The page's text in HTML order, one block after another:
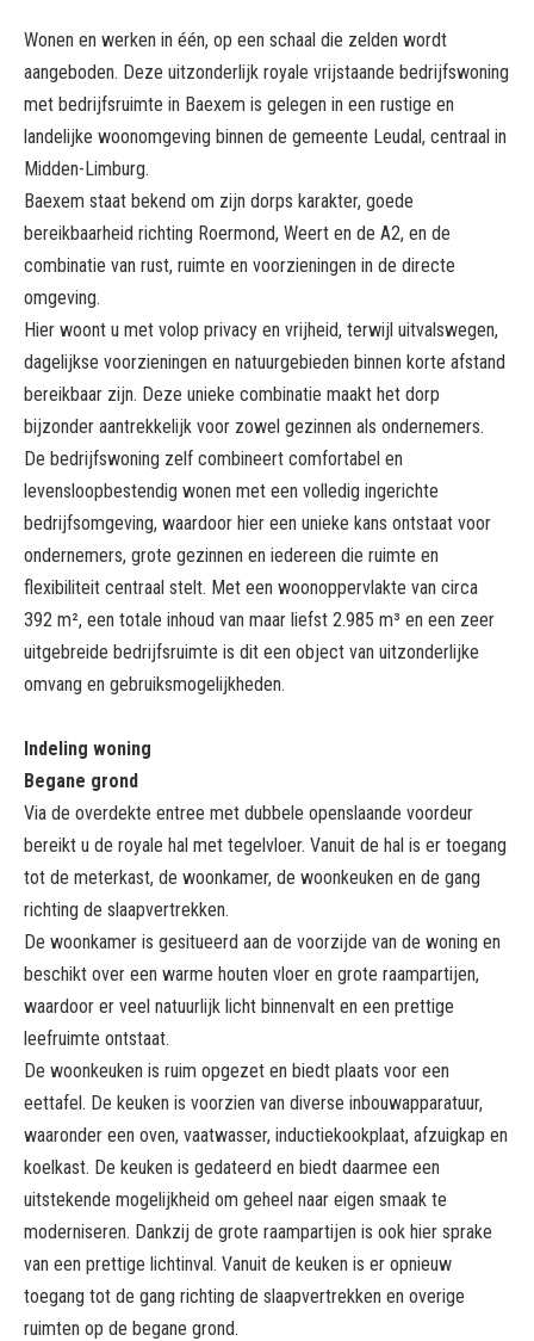
Wonen en werken in één, op een schaal die zelden wordt
aangeboden. Deze uitzonderlijk royale vrijstaande bedrijfswoning
met bedrijfsruimte in Baexem is gelegen in een rustige en
landelijke woonomgeving binnen de gemeente Leudal, centraal in
Midden-Limburg.
Baexem staat bekend om zijn dorps karakter, goede
bereikbaarheid richting Roermond, Weert en de A2, en de
combinatie van rust, ruimte en voorzieningen in de directe
omgeving.
Hier woont u met volop privacy en vrijheid, terwijl uitvalswegen,
dagelijkse voorzieningen en natuurgebieden binnen korte afstand
bereikbaar zijn. Deze unieke combinatie maakt het dorp
bijzonder aantrekkelijk voor zowel gezinnen als ondernemers.
De bedrijfswoning zelf combineert comfortabel en
levensloopbestendig wonen met een volledig ingerichte
bedrijfsomgeving, waardoor hier een unieke kans ontstaat voor
ondernemers, grote gezinnen en iedereen die ruimte en
flexibiliteit centraal stelt. Met een woonoppervlakte van circa
392 m², een totale inhoud van maar liefst 2.985 m³ en een zeer
uitgebreide bedrijfsruimte is dit een object van uitzonderlijke
omvang en gebruiksmogelijkheden.
Indeling woning
Begane grond
Via de overdekte entree met dubbele openslaande voordeur
bereikt u de royale hal met tegelvloer. Vanuit de hal is er toegang
tot de meterkast, de woonkamer, de woonkeuken en de gang
richting de slaapvertrekken.
De woonkamer is gesitueerd aan de voorzijde van de woning en
beschikt over een warme houten vloer en grote raampartijen,
waardoor er veel natuurlijk licht binnenvalt en een prettige
leefruimte ontstaat.
De woonkeuken is ruim opgezet en biedt plaats voor een
eettafel. De keuken is voorzien van diverse inbouwapparatuur,
waaronder een oven, vaatwasser, inductiekookplaat, afzuigkap en
koelkast. De keuken is gedateerd en biedt daarmee een
uitstekende mogelijkheid om geheel naar eigen smaak te
moderniseren. Dankzij de grote raampartijen is ook hier sprake
van een prettige lichtinval. Vanuit de keuken is er opnieuw
toegang tot de gang richting de slaapvertrekken en overige
ruimten op de begane grond.